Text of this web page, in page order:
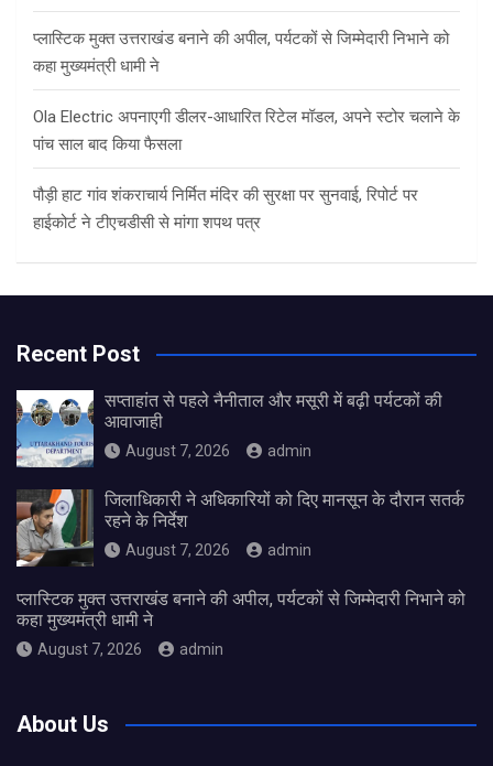
प्लास्टिक मुक्त उत्तराखंड बनाने की अपील, पर्यटकों से जिम्मेदारी निभाने को
कहा मुख्यमंत्री धामी ने
Ola Electric अपनाएगी डीलर-आधारित रिटेल मॉडल, अपने स्टोर चलाने के
पांच साल बाद किया फैसला
पौड़ी हाट गांव शंकराचार्य निर्मित मंदिर की सुरक्षा पर सुनवाई, रिपोर्ट पर
हाईकोर्ट ने टीएचडीसी से मांगा शपथ पत्र
Recent Post
सप्ताहांत से पहले नैनीताल और मसूरी में बढ़ी पर्यटकों की
आवाजाही
August 7, 2026 admin
जिलाधिकारी ने अधिकारियों को दिए मानसून के दौरान सतर्क
रहने के निर्देश
August 7, 2026 admin
प्लास्टिक मुक्त उत्तराखंड बनाने की अपील, पर्यटकों से जिम्मेदारी निभाने को
कहा मुख्यमंत्री धामी ने
August 7, 2026 admin
About Us